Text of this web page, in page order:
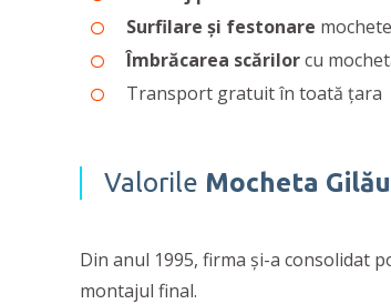
Surfilare și festonare
Îmbrăcarea scărilorcu
Transport gratuit în toată ţara
Valorile Mocheta Gilău
Din anul 1995, firma şi-a consolidat
montajul final.